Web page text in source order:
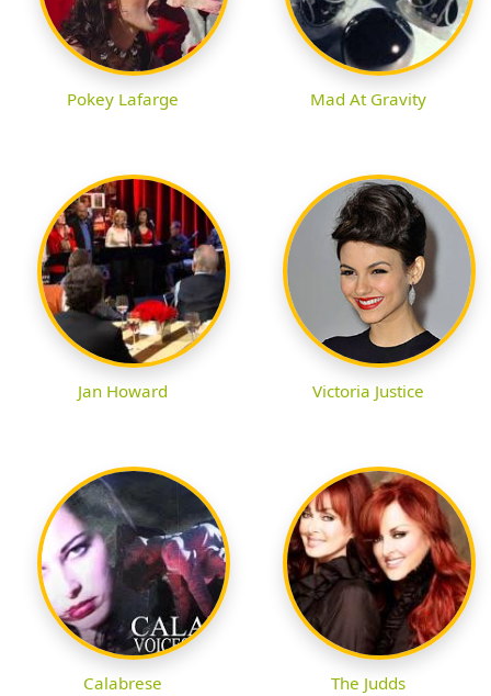
Pokey Lafarge Mad At Gravity
Jan Howard Victoria Justice
Calabrese The Judds